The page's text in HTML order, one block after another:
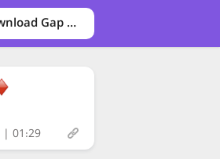
Download Gap messenger
| 01:29